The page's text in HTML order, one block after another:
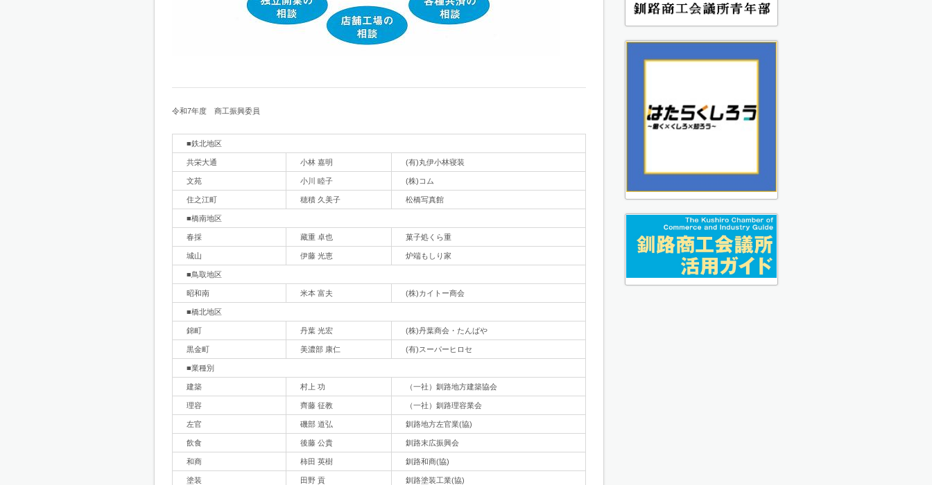
令和7年度 商工振興委員
■鉄北地区
共栄大通 小林 嘉明 (有)丸伊小林寝装
文苑 小川 睦子 (株)コム
住之江町 穂積 久美子 松橋写真館
■橋南地区
春採 藏重 卓也 菓子処くら重
城山 伊藤 光恵 炉端もしり家
■鳥取地区
昭和南 米本 富夫 (株)カイトー商会
■橋北地区
錦町 丹葉 光宏 (株)丹葉商会・たんばや
黒金町 美濃部 康仁 (有)スーパーヒロセ
■業種別
建築 村上 功 （一社）釧路地方建築協会
理容 齊藤 征教 （一社）釧路理容業会
左官 磯部 道弘 釧路地方左官業(協)
飲食 後藤 公貴 釧路末広振興会
和商 柿田 英樹 釧路和商(協)
塗装 田野 貢 釧路塗装工業(協)